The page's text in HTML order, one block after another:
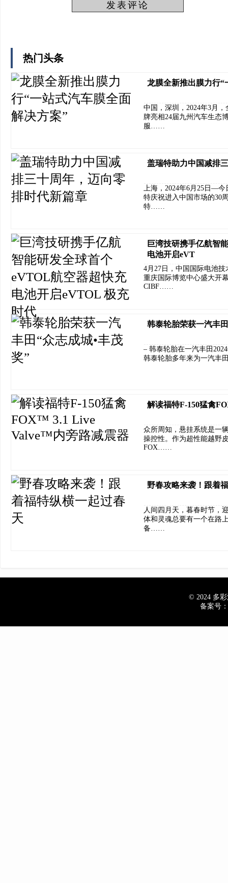
热门头条
龙膜全新推出膜力行“
中国，深圳，2024年3月
牌亮相24届九州汽车生态
服……
盖瑞特助力中国减排
上海，2024年6月25日—
特庆祝进入中国市场的30
特……
巨湾技研携手亿航智
电池开启eVT
4月27日，中国国际电池
重庆国际博览中心盛大开
CIBF……
韩泰轮胎荣获一汽丰
– 韩泰轮胎在一汽丰田
韩泰轮胎多年来为一汽丰
解读福特F-150猛禽
众所周知，悬挂系统是一
操控性。作为超性能越野
FOX……
野春攻略来袭！跟着
人间四月天，暮春时节，
体和灵魂总要有一个在路
备……
© 2024 多彩
备案号：